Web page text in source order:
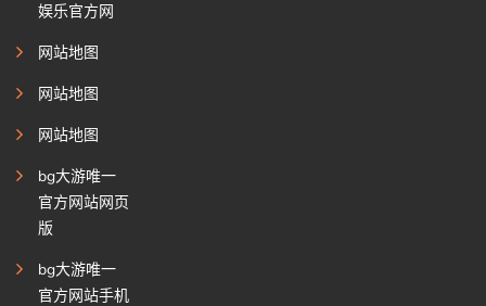
娱乐官方网
网站地图
网站地图
网站地图
bg大游唯一
官方网站网页
版
bg大游唯一
官方网站手机